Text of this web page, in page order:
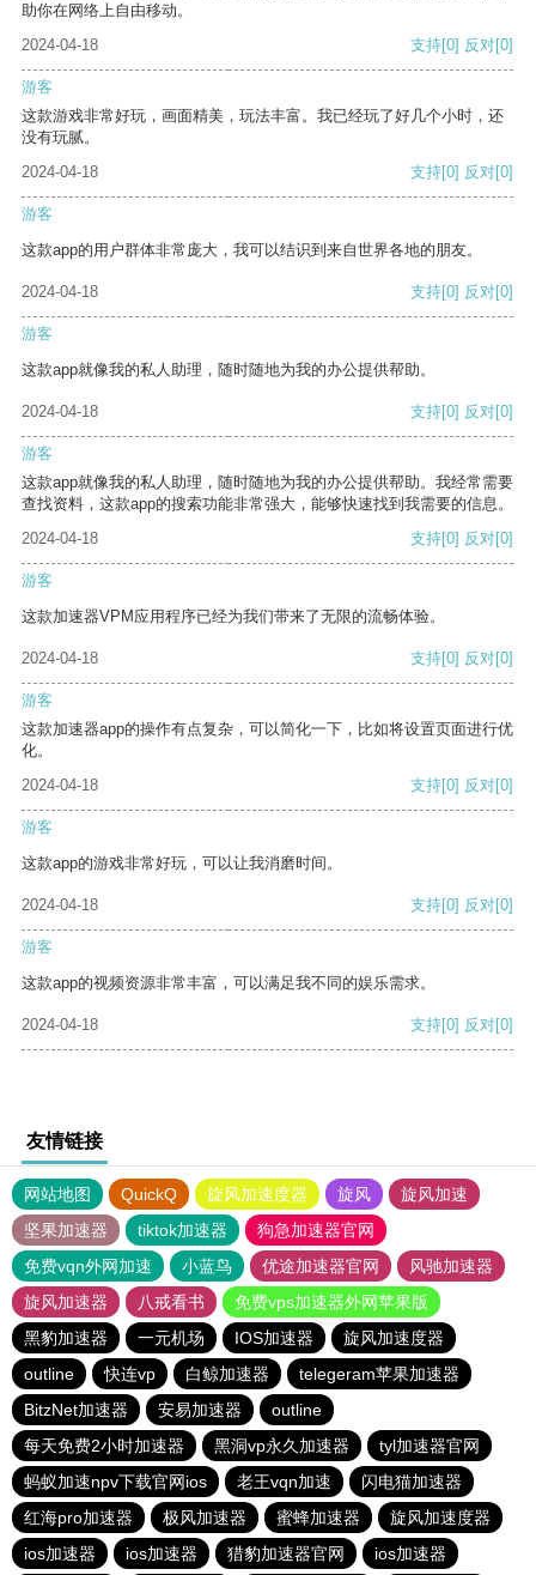
助你在网络上自由移动。
2024-04-18
支持[0] 反对[0]
游客
这款游戏非常好玩，画面精美，玩法丰富。我已经玩了好几个小时，还
没有玩腻。
2024-04-18
支持[0] 反对[0]
游客
这款app的用户群体非常庞大，我可以结识到来自世界各地的朋友。
2024-04-18 支持[0] 反对[0]
游客
这款app就像我的私人助理，随时随地为我的办公提供帮助。
2024-04-18 支持[0] 反对[0]
游客
这款app就像我的私人助理，随时随地为我的办公提供帮助。我经常需要
查找资料，这款app的搜索功能非常强大，能够快速找到我需要的信息。
2024-04-18
支持[0] 反对[0]
游客
这款加速器VPM应用程序已经为我们带来了无限的流畅体验。
2024-04-18 支持[0] 反对[0]
游客
这款加速器app的操作有点复杂，可以简化一下，比如将设置页面进行优
化。
2024-04-18
支持[0] 反对[0]
游客
这款app的游戏非常好玩，可以让我消磨时间。
2024-04-18 支持[0] 反对[0]
游客
这款app的视频资源非常丰富，可以满足我不同的娱乐需求。
2024-04-18 支持[0] 反对[0]
友情链接
网站地图 QuickQ 旋风加速度器 旋风
旋风加速
坚果加速器
tiktok加速器
狗急加速器官网
免费vqn外网加速
小蓝鸟 优途加速器官网
风驰加速器
旋风加速器
八戒看书
免费vps加速器外网苹果版
黑豹加速器
一元机场 IOS加速器
旋风加速度器
outline
快连vp 白鲸加速器
telegeram苹果加速器
BitzNet加速器
安易加速器
outline
每天免费2小时加速器
黑洞vp永久加速器
tyl加速器官网
蚂蚁加速npv下载官网ios
老王vqn加速
闪电猫加速器
红海pro加速器
极风加速器 蜜蜂加速器
旋风加速度器
ios加速器
ios加速器 猎豹加速器官网 ios加速器